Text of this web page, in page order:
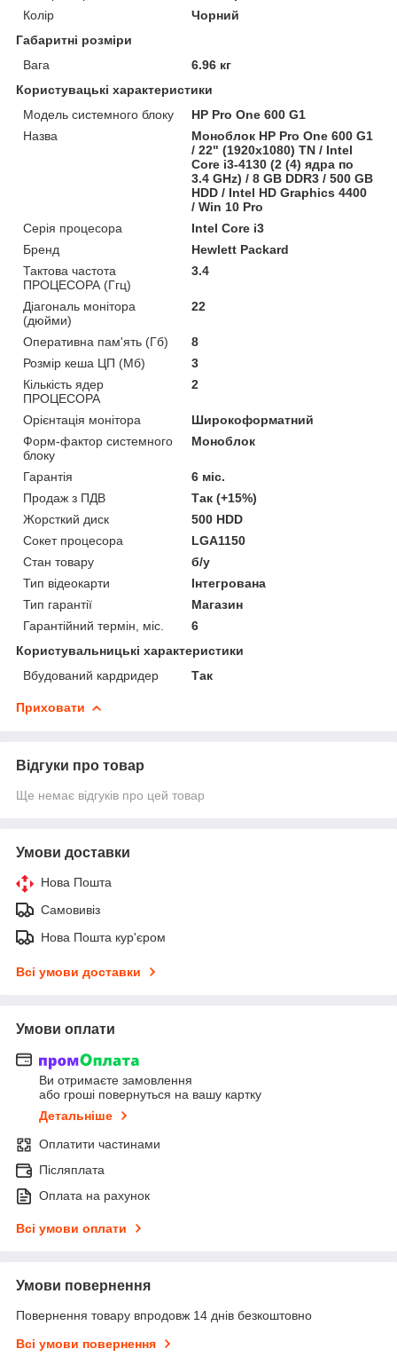
Колір
Чорний
Габаритні розміри
Вага
6.96 кг
Користувацькi характеристики
Модель системного блоку
HP Pro One 600 G1
Назва
Моноблок HP Pro One 600 G1
/ 22" (1920x1080) TN / Intel
Core i3-4130 (2 (4) ядра по
3.4 GHz) / 8 GB DDR3 / 500 GB
HDD / Intel HD Graphics 4400
/ Win 10 Pro
Серія процесора
Intel Core i3
Бренд
Hewlett Packard
Тактова частота
ПРОЦЕСОРА (Ггц)
3.4
Діагональ монітора
(дюйми)
22
Оперативна пам'ять (Гб)
8
Розмір кеша ЦП (Мб)
3
Кількість ядер
ПРОЦЕСОРА
2
Орієнтація монітора
Широкоформатний
Форм-фактор системного
блоку
Моноблок
Гарантія
6 міс.
Продаж з ПДВ
Так (+15%)
Жорсткий диск
500 HDD
Сокет процесора
LGA1150
Стан товару
б/у
Тип відеокарти
Інтегрована
Тип гарантії
Магазин
Гарантійний термін, міс.
6
Користувальницькі характеристики
Вбудований кардридер
Так
Приховати
Відгуки про товар
Ще немає відгуків про цей товар
Умови доставки
Нова Пошта
Самовивіз
Нова Пошта кур'єром
Всі умови доставки
Умови оплати
Ви отримаєте замовлення
або гроші повернуться на вашу картку
Детальніше
Оплатити частинами
Післяплата
Оплата на рахунок
Всі умови оплати
Умови повернення
Повернення товару впродовж 14 днів безкоштовно
Всі умови повернення